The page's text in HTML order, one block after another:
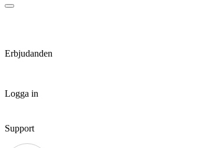
Erbjudanden
Logga in
Support